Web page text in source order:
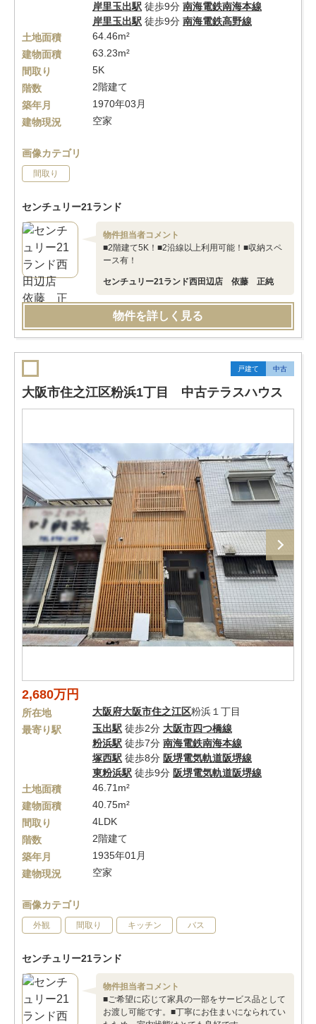
岸里玉出駅 徒歩9分 南海電鉄南海本線
岸里玉出駅 徒歩9分 南海電鉄高野線
土地面積
64.46m²
建物面積
63.23m²
間取り
5K
階数
2階建て
築年月
1970年03月
建物現況
空家
画像カテゴリ
間取り
センチュリー21ランド
物件担当者コメント
■2階建て5K！■2沿線以上利用可能！■収納スペ
ース有！
センチュリー21ランド西田辺店 依藤 正純
物件を詳しく見る
戸建て 中古
大阪市住之江区粉浜1丁目 中古テラスハウス
2,680万円
所在地 大阪府大阪市住之江区粉浜１丁目
最寄り駅
玉出駅 徒歩2分 大阪市四つ橋線
粉浜駅 徒歩7分 南海電鉄南海本線
塚西駅 徒歩8分 阪堺電気軌道阪堺線
東粉浜駅 徒歩9分 阪堺電気軌道阪堺線
土地面積
46.71m²
建物面積
40.75m²
間取り
4LDK
階数
2階建て
築年月
1935年01月
建物現況
空家
画像カテゴリ
外観 間取り キッチン バス
センチュリー21ランド
物件担当者コメント
■ご希望に応じて家具の一部をサービス品として
お渡し可能です。■丁寧にお住まいになられてい